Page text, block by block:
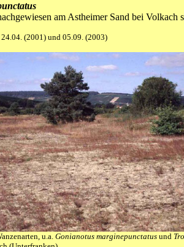
am Astheimer Sand bei
(2001) und 05.09. (2003)
u.a. Gonianotus marginepunctatus und